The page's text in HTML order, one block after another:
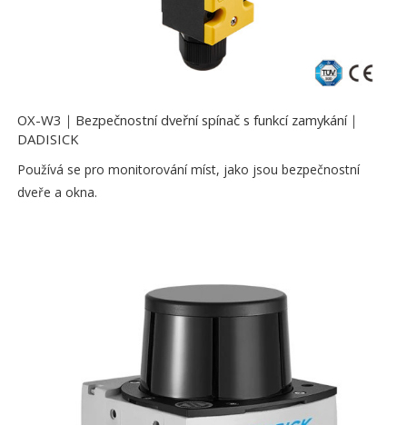
OX-W3｜Bezpečnostní dveřní spínač s funkcí zamykání｜
DADISICK
Používá se pro monitorování míst, jako jsou bezpečnostní
dveře a okna.